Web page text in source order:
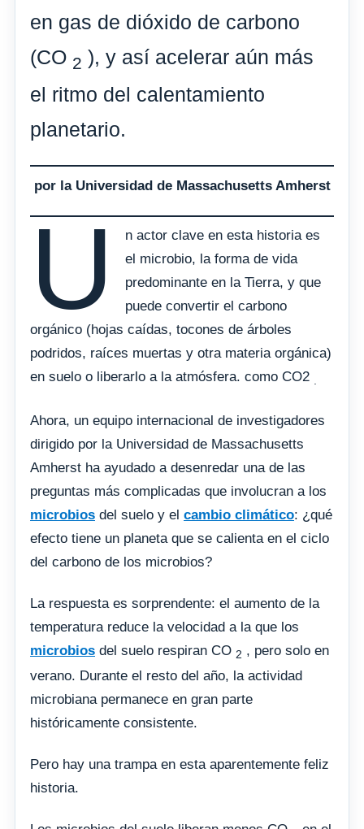
en gas de dióxido de carbono
(CO 2 ), y así acelerar aún más
el ritmo del calentamiento
planetario.
por la Universidad de Massachusetts Amherst
U
n actor clave en esta historia es
el microbio, la forma de vida
predominante en la Tierra, y que
puede convertir el carbono
orgánico (hojas caídas, tocones de árboles
podridos, raíces muertas y otra materia orgánica)
en suelo o liberarlo a la atmósfera. como CO2 .
Ahora, un equipo internacional de investigadores
dirigido por la Universidad de Massachusetts
Amherst ha ayudado a desenredar una de las
preguntas más complicadas que involucran a los
microbios del suelo y el cambio climático: ¿qué
efecto tiene un planeta que se calienta en el ciclo
del carbono de los microbios?
La respuesta es sorprendente: el aumento de la
temperatura reduce la velocidad a la que los
microbios del suelo respiran CO 2 , pero solo en
verano. Durante el resto del año, la actividad
microbiana permanece en gran parte
históricamente consistente.
Pero hay una trampa en esta aparentemente feliz
historia.